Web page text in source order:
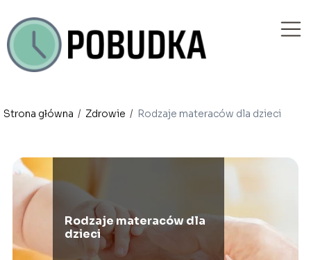
Strona główna / Zdrowie / Rodzaje materaców dla dzieci
Rodzaje materaców dla
dzieci